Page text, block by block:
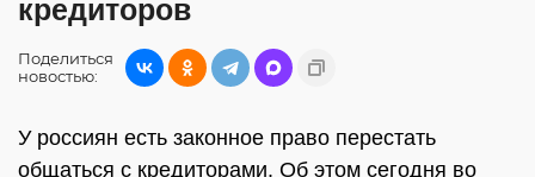
кредиторов
Поделиться
новостью:
У россиян есть законное право перестать
общаться с кредиторами. Об этом сегодня во